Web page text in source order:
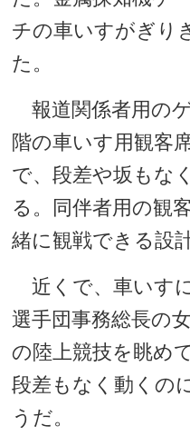
チの車いすがぎり
た。
報道関係者用の
階の車いす用観客
で、段差や坂もな
る。同伴者用の観
緒に観戦できる設
近くで、車いす
選手団事務総長の
の陸上競技を眺め
段差もなく動くの
うだ。